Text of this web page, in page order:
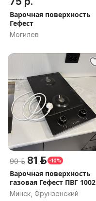
Варочная поверхность
Гефест
Могилев
90 р. 81 р. -10%
Варочная поверхность
газовая Гефест ПВГ 1002
К2
Минск, Фрунзенский